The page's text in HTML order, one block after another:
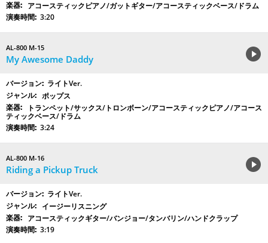
アコースティックピアノ/ガットギター/アコースティックベース/ドラム
3:20
AL-800 M-15
My Awesome Daddy
ライトVer.
ポップス
トランペット/サックス/トロンボーン/アコースティックピアノ/アコース
ティックベース/ドラム
3:24
AL-800 M-16
Riding a Pickup Truck
ライトVer.
イージーリスニング
アコースティックギター/バンジョー/タンバリン/ハンドクラップ
3:19